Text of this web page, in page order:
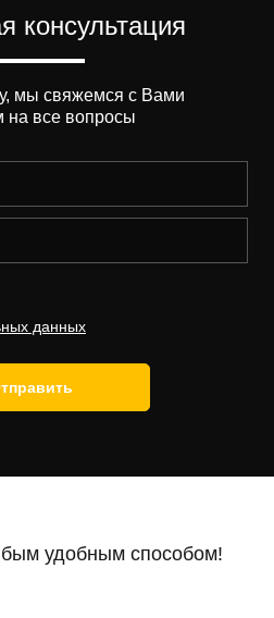
консультация
мы свяжемся с Вами
на все вопросы
данных
удобным способом!